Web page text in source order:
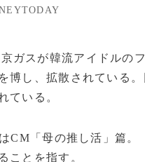
ガスが韓流アイドル
博し、拡散されている
ている。
CM「母の推し活」篇
ことを指す。